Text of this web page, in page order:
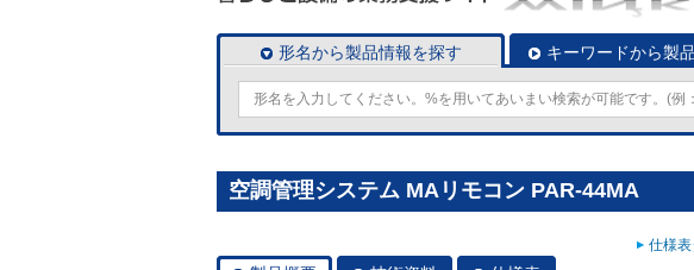
形名から製品情報を探す キーワードから製
空調管理システム MAリモコン PAR-44MA
仕様